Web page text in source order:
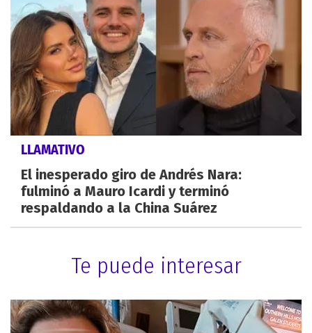
LLAMATIVO
El inesperado giro de Andrés Nara:
fulminó a Mauro Icardi y terminó
respaldando a la China Suárez
Te puede interesar